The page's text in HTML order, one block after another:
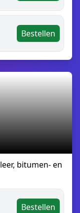
Bestellen
bitumen- en
Bestellen